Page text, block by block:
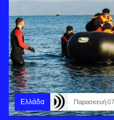
Ελλάδα Παρασκευή